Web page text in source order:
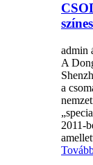
admin
A
a
2011-